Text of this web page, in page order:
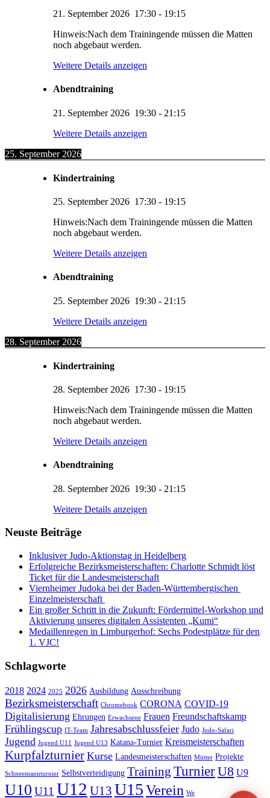
21. September 2026 17:30 - 19:15
Hinweis:Nach dem Trainingende müssen die Matten
noch abgebaut werden.
Weitere Details anzeigen
Abendtraining
21. September 2026 19:30 - 21:15
Weitere Details anzeigen
25. September 2026
Kindertraining
25. September 2026 17:30 - 19:15
Hinweis:Nach dem Trainingende müssen die Matten
noch abgebaut werden.
Weitere Details anzeigen
Abendtraining
25. September 2026 19:30 - 21:15
Weitere Details anzeigen
28. September 2026
Kindertraining
28. September 2026 17:30 - 19:15
Hinweis:Nach dem Trainingende müssen die Matten
noch abgebaut werden.
Weitere Details anzeigen
Abendtraining
28. September 2026 19:30 - 21:15
Weitere Details anzeigen
Neuste Beiträge
Inklusiver Judo-Aktionstag in Heidelberg
Erfolgreiche Bezirksmeisterschaften: Charlotte Schmidt löst
Ticket für die Landesmeisterschaft
Viernheimer Judoka bei der Baden-Württembergischen
Einzelmeisterschaft
Ein großer Schritt in die Zukunft: Fördermittel-Workshop und
Aktivierung unseres digitalen Assistenten „Kumi“
Medaillenregen in Limburgerhof: Sechs Podestplätze für den
1. VJC!
Schlagworte
2018 2024 2025 2026 Ausbildung Ausschreibung
Bezirksmeisterschaft Chromebook CORONA COVID-19
Digitalisierung Ehrungen Erwachsene Frauen Freundschaftskamp
Frühlingscup IT-Team Jahresabschlussfeier Judo Judo-Safari
Jugend Jugend U11 Jugend U13 Katana-Turnier Kreismeisterschaften
Kurpfalzturnier Kurse Landesmeisterschaften Mütter Projekte
Schneemannturnier Selbstverteidigung Training TurnierU8 U9
U10 U11 U12 U13 U15Verein We
KUMI – Dein KI-Assistent